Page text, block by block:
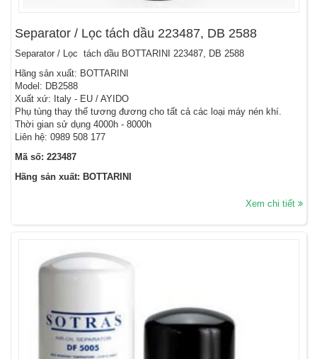
Separator / Lọc tách dầu 223487, DB 2588
Separator / Lọc tách dầu BOTTARINI 223487, DB 2588
Hãng sản xuất: BOTTARINI
Model: DB2588
Xuất xứ: Italy - EU / AYIDO
Phụ tùng thay thế tương đương cho tất cả các loại máy nén khí.
Thời gian sử dụng 4000h - 8000h
Liên hệ: 0989 508 177
Mã số: 223487
Hãng sản xuất: BOTTARINI
Xem chi tiết